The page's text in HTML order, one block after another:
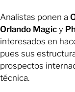
Analistas ponen a
Orlando Magic y
interesados en
pues sus
prospectos
técnica.